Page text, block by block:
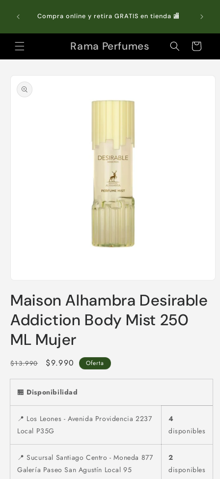
directamente
al contenido
Chile Compra online y retira GRATIS en tienda 🏬
Rama Perfumes Carrito
a la
información
multimedia
1
en
una
ventana
modal
Maison Alhambra Desirable
Addiction Body Mist 250
ML Mujer
Precio
$13.990
Precio
oferta
$9.990 Oferta
🏪 Disponibilidad
📍 Los Leones - Avenida Providencia 2237
Local P35G
4
disponibles
📍 Sucursal Santiago Centro - Moneda 877
Galería Paseo San Agustín Local 95
2
disponibles